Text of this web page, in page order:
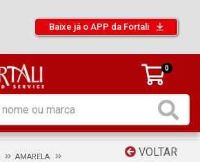
Baixe já o APP da Fortali
0
VOLTAR
AMARELA